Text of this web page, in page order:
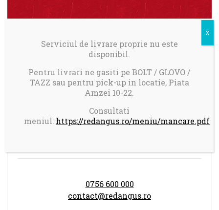
Livrare in Bucuresti.
Comanda minima: 100 ron
Taxa transport 17 ron pentru comenzi mai
mici de 150 ron
Program comenzi:
0756 600 000
contact@redangus.ro
Serviciul de livrare proprie nu este
disponibil.
Pentru livrari ne gasiti pe BOLT / GLOVO /
TAZZ sau pentru pick-up in locatie, Piata
Amzei 10-22.
Consultati
meniul: https://redangus.ro/meniu/mancare.pdf